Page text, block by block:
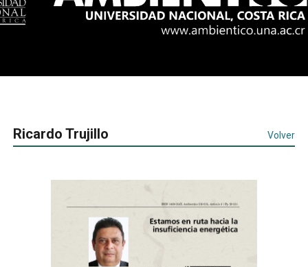
Ricardo Trujillo Volver